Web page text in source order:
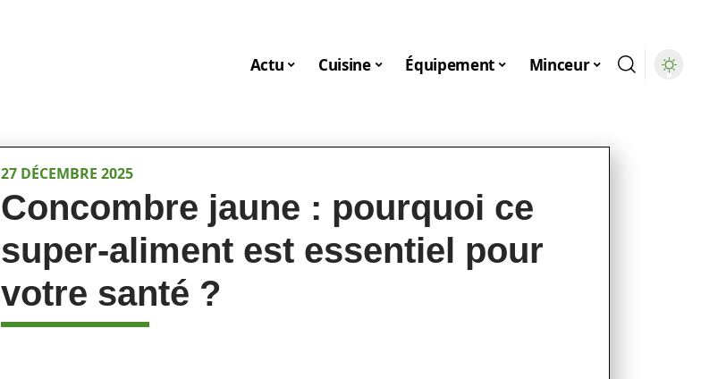
Actu Cuisine Équipement Minceur
27 DÉCEMBRE 2025
Concombre jaune : pourquoi ce
super-aliment est essentiel pour
votre santé ?